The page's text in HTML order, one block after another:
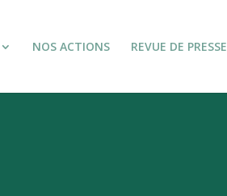
NOS ACTIONS REVUE DE PRESSE